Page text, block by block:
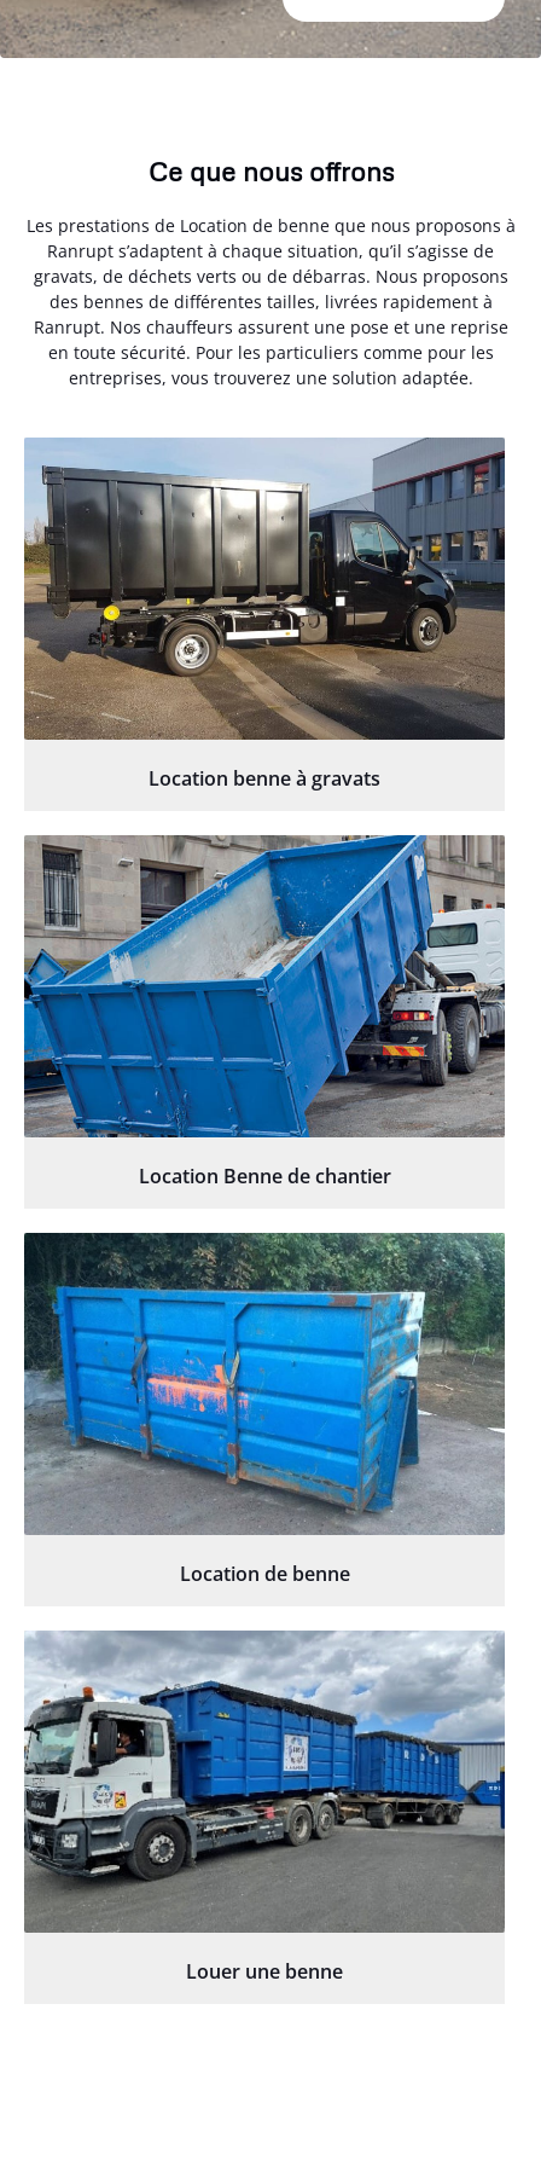
Ce que nous offrons
Les prestations de Location de benne que nous proposons à
Ranrupt s’adaptent à chaque situation, qu’il s’agisse de
gravats, de déchets verts ou de débarras. Nous proposons
des bennes de différentes tailles, livrées rapidement à
Ranrupt. Nos chauffeurs assurent une pose et une reprise
en toute sécurité. Pour les particuliers comme pour les
entreprises, vous trouverez une solution adaptée.
Location benne à gravats
Location Benne de chantier
Location de benne
Louer une benne